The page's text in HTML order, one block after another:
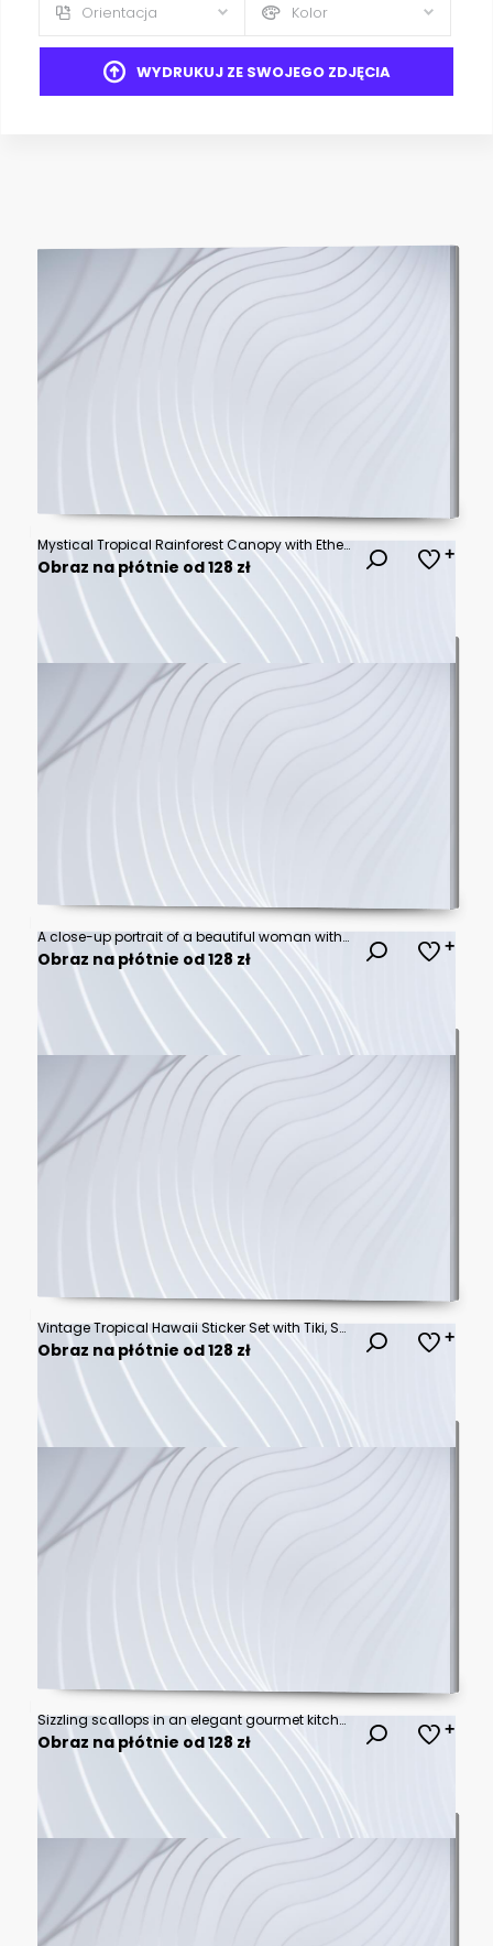
Orientacja Kolor
WYDRUKUJ ZE SWOJEGO ZDJĘCIA
Mystical Tropical Rainforest Canopy with Ethereal Golden Sunbeams Piercing Through Thick Emerald Mist and Lush Verdant Foliage - Serene Pristine Jungle Wilderness Landscape
Obraz na płótnie od 128 zł
A close-up portrait of a beautiful woman with water droplets on her face, surrounded by colorful flowers.
Obraz na płótnie od 128 zł
Vintage Tropical Hawaii Sticker Set with Tiki, Sea Turtle, and Sunset Beach Badges
Obraz na płótnie od 128 zł
Sizzling scallops in an elegant gourmet kitchen a close-up culinary showcase
Obraz na płótnie od 128 zł